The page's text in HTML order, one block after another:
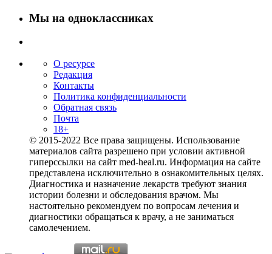
Мы на одноклассниках
О ресурсе
Редакция
Контакты
Политика конфиденциальности
Обратная связь
Почта
18+
© 2015-2022 Все права защищены. Использование
материалов сайта разрешено при условии активной
гиперссылки на сайт med-heal.ru. Информация на сайте
представлена исключительно в ознакомительных целях.
Диагностика и назначение лекарств требуют знания
истории болезни и обследования врачом. Мы
настоятельно рекомендуем по вопросам лечения и
диагностики обращаться к врачу, а не заниматься
самолечением.